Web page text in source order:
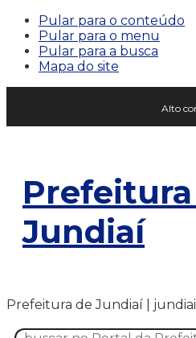
Pular para o conteúdo
Pular para o menu
Pular para a busca
Mapa do site
Alto
Jundiaí
Prefeitura de Jundiaí |